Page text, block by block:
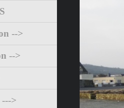
-->
-->
--->